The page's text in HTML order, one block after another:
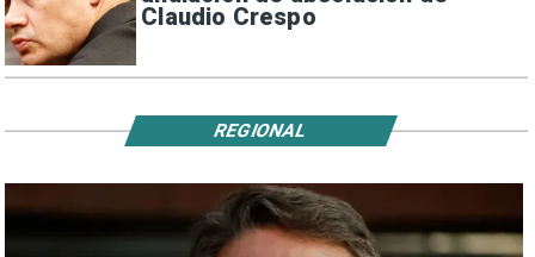
Claudio Crespo
REGIONAL